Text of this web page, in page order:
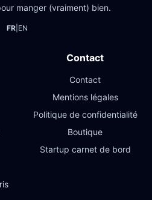
manger (vraiment) bien.
FR| EN
Contact
Contact
Mentions légales
Politique de confidentialité
Boutique
Startup carnet de bord